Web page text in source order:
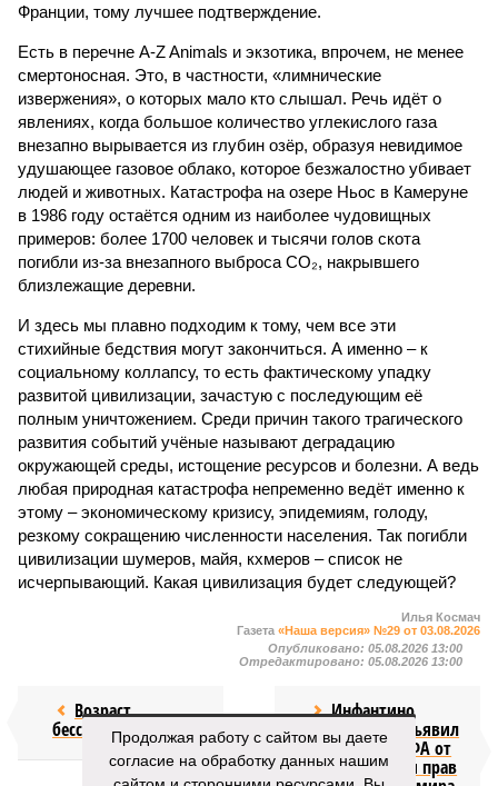
Франции, тому лучшее подтверждение.
Есть в перечне A-Z Animals и экзотика, впрочем, не менее
смертоносная. Это, в частности, «лимнические
извержения», о которых мало кто слышал. Речь идёт о
явлениях, когда большое количество углекислого газа
внезапно вырывается из глубин озёр, образуя невидимое
удушающее газовое облако, которое безжалостно убивает
людей и животных. Катастрофа на озере Ньос в Камеруне
в 1986 году остаётся одним из наиболее чудовищных
примеров: более 1700 человек и тысячи голов скота
погибли из-за внезапного выброса CO₂, накрывшего
близлежащие деревни.
И здесь мы плавно подходим к тому, чем все эти
стихийные бедствия могут закончиться. А именно – к
социальному коллапсу, то есть фактическому упадку
развитой цивилизации, зачастую с последующим её
полным уничтожением. Среди причин такого трагического
развития событий учёные называют деградацию
окружающей среды, истощение ресурсов и болезни. А ведь
любая природная катастрофа непременно ведёт именно к
этому – экономическому кризису, эпидемиям, голоду,
резкому сокращению численности населения. Так погибли
цивилизации шумеров, майя, кхмеров – список не
исчерпывающий. Какая цивилизация будет следующей?
Илья Космач
Газета «Наша версия» №29 от 03.08.2026
Опубликовано: 05.08.2026 13:00
Отредактировано: 05.08.2026 13:00
Возраст
бессмертия
Инфантино
отступил и объявил
об отказе ФИФА от
продажи доли прав
Продолжая работу с сайтом вы даете
согласие на обработку данных нашим